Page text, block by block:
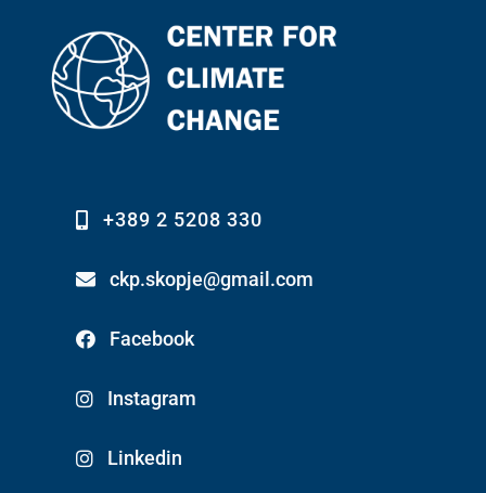
+389 2 5208 330
ckp.skopje@gmail.com
Facebook
Instagram
Linkedin